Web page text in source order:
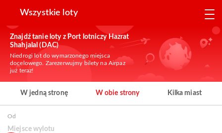
Wszystkie loty
Znajdź tanie loty z Port lotniczy Hazrat
Shahjalal (DAC)
Niedrogi lot do wymarzonego miejsca
docelowego. Zarezerwujmy bilety na Airpaz
już teraz!
W jedną stronę W obie strony Kilka miast
Od
Miejsce wylotu